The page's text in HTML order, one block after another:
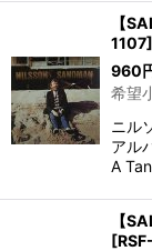
【
1107]
960
希望
ニル
アル
A
【
[